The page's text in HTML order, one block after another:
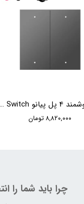
کلید هوشمند 4 پل پیانو Moorger 4 Gang Piano Switch
۸,۸۲۰,۰۰۰ تومان
چرا باید شما را